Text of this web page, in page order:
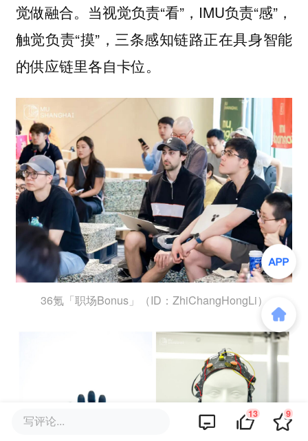
觉做融合。当视觉负责“看”，IMU负责“感”，
触觉负责“摸”，三条感知链路正在具身智能
的供应链里各自卡位。
36氪「职场Bonus」（ID：ZhiChangHongLi）
写评论... 13 9